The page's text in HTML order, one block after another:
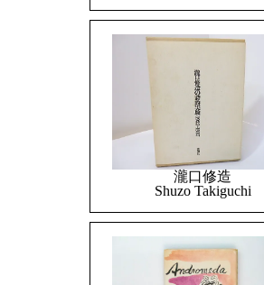
瀧口修造
Shuzo Takiguchi